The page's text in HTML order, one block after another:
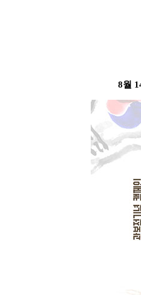
8월